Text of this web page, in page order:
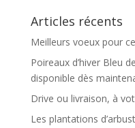
Articles récents
Meilleurs voeux pour
Poireaux d’hiver Bleu
disponible dès
Drive ou livraison, à
Les plantations